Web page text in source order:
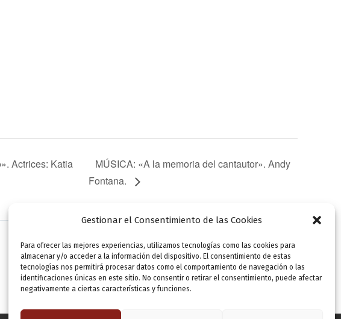
Gestionar el Consentimiento de las Cookies
Para ofrecer las mejores experiencias, utilizamos tecnologías como las cookies para
almacenar y/o acceder a la información del dispositivo. El consentimiento de estas
tecnologías nos permitirá procesar datos como el comportamiento de navegación o las
identificaciones únicas en este sitio. No consentir o retirar el consentimiento, puede afectar
negativamente a ciertas características y funciones.
Actrices: Katia
MÚSICA: «A la memoria del cantautor». Andy
Fontana.
SIGUIENTE
APLAZADO POR CLIMATOLOGÍA ADVERSA. TEATRO: «El cartógrafo» (de Juan Mayorga). Compañía «Tiramisú»